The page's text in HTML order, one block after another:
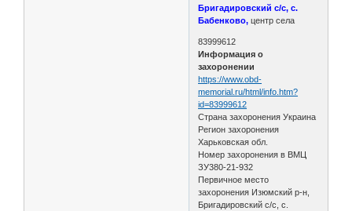
Бригадировский с/с, с.
Бабенково, центр села
83999612
Информация о
захоронении
https://www.obd-
memorial.ru/html/info.htm?
id=83999612
Страна захоронения Украина
Регион захоронения
Харьковская обл.
Номер захоронения в ВМЦ
ЗУ380-21-932
Первичное место
захоронения Изюмский р-н,
Бригадировский с/с, с.